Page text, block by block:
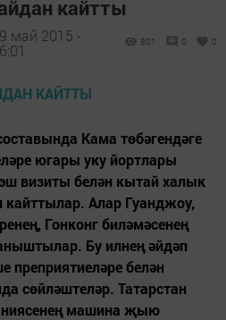
кайтты
май 2015 -
801 0 0
Кама төбәгендәге
югары уку йортлары
визиты белән кытай халык
Алар Гуанджоу,
Гонконг биләмәсенең
Бу илнең әйдәп
преприятиеләре белән
сөйләштеләр. Татарстан
машина җыю